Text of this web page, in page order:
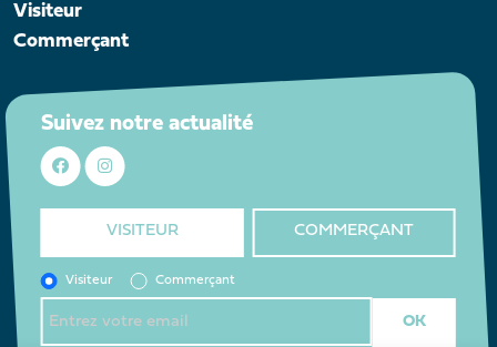
Visiteur
Commerçant
Suivez notre actualité
VISITEUR COMMERÇANT
Visiteur Commerçant